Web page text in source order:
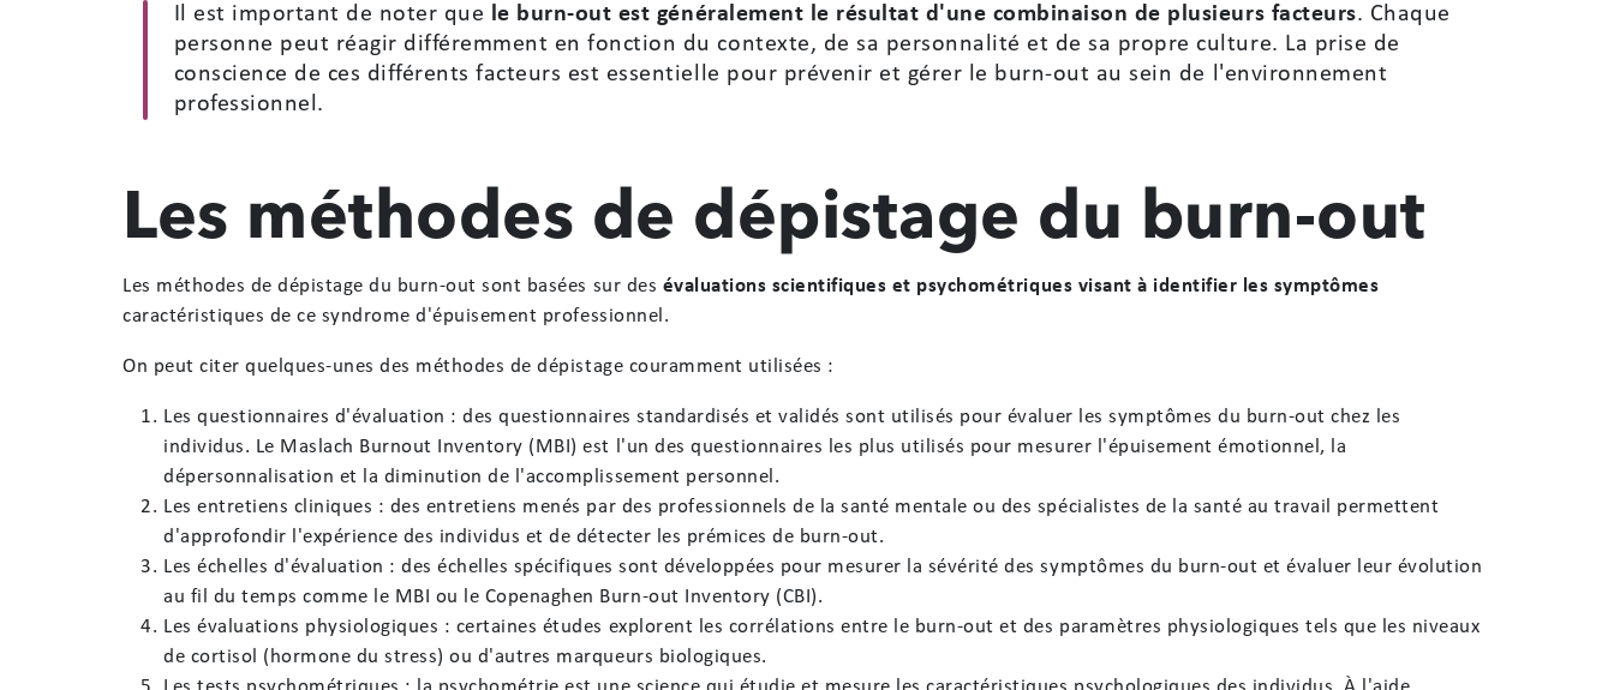
Il est important de noter que le burn-out est généralement le résultat d'une combinaison de plusieurs facteurs. Chaque
personne peut réagir différemment en fonction du contexte, de sa personnalité et de sa propre culture. La prise de
conscience de ces différents facteurs est essentielle pour prévenir et gérer le burn-out au sein de l'environnement
professionnel.
Les méthodes de dépistage du burn-out
Les méthodes de dépistage du burn-out sont basées sur des évaluations scientifiques et psychométriques visant à identifier les symptômes
caractéristiques de ce syndrome d'épuisement professionnel.
On peut citer quelques-unes des méthodes de dépistage couramment utilisées :
Les questionnaires d'évaluation : des questionnaires standardisés et validés sont utilisés pour évaluer les symptômes du burn-out chez les
individus. Le Maslach Burnout Inventory (MBI) est l'un des questionnaires les plus utilisés pour mesurer l'épuisement émotionnel, la
dépersonnalisation et la diminution de l'accomplissement personnel.
Les entretiens cliniques : des entretiens menés par des professionnels de la santé mentale ou des spécialistes de la santé au travail permettent
d'approfondir l'expérience des individus et de détecter les prémices de burn-out.
Les échelles d'évaluation : des échelles spécifiques sont développées pour mesurer la sévérité des symptômes du burn-out et évaluer leur évolution
au fil du temps comme le MBI ou le Copenaghen Burn-out Inventory (CBI).
Les évaluations physiologiques : certaines études explorent les corrélations entre le burn-out et des paramètres physiologiques tels que les niveaux
de cortisol (hormone du stress) ou d'autres marqueurs biologiques.
Accessibilité